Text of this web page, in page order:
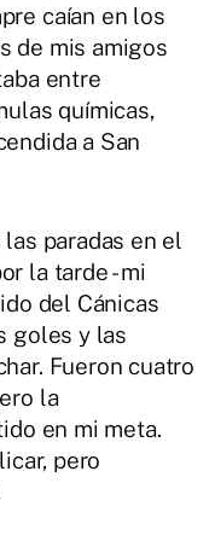
caían en los
de mis amigos
entre
químicas,
a San
paradas en el
la tarde - mi
del Cánicas
goles y las
Fueron cuatro
la
en mi meta.
pero